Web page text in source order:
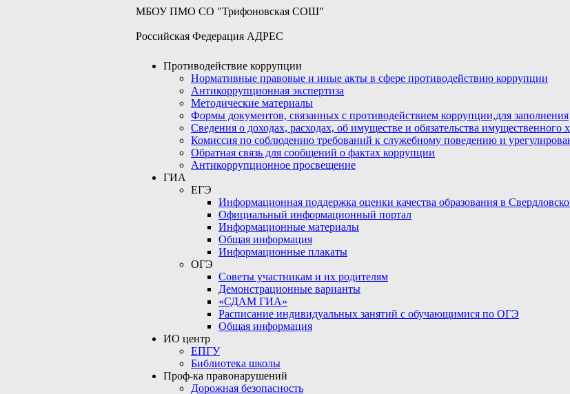
МБОУ ПМО СО "Трифоновская СОШ"
Российская Федерация АДРЕС
Противодействие коррупции
Нормативные правовые и иные акты в сфере противодействию коррупции
Антикоррупционная экспертиза
Методические материалы
Формы документов, связанных с противодействием коррупции,для заполнения
Сведения о доходах, расходах, об имуществе и обязательства имущественного
Комиссия по соблюдению требований к служебному поведению и
Обратная связь для сообщений о фактах коррупции
Антикоррупционное просвещение
ГИА
ЕГЭ
Информационная поддержка оценки качества образования в
Официальный информационный портал
Информационные материалы
Общая информация
Информационные плакаты
ОГЭ
Советы участникам и их родителям
Демонстрационные варианты
«СДАМ ГИА»
Расписание индивидуальных занятий с обучающимися по ОГЭ
Общая информация
ИО центр
ЕПГУ
Библиотека школы
Проф-ка правонарушений
Дорожная безопасность